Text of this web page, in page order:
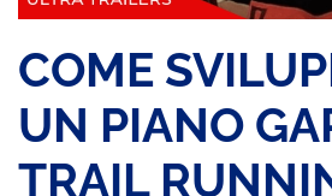
COME
UN PIANO
TRAIL